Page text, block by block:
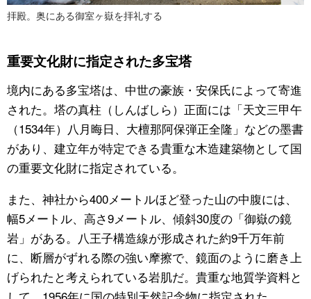
拝殿。奥にある御室ヶ嶽を拝礼する
重要文化財に指定された多宝塔
境内にある多宝塔は、中世の豪族・安保氏によって寄進
された。塔の真柱（しんばしら）正面には「天文三甲午
（1534年）八月晦日、大檀那阿保弾正全隆」などの墨書
があり、建立年が特定できる貴重な木造建築物として国
の重要文化財に指定されている。
また、神社から400メートルほど登った山の中腹には、
幅5メートル、高さ9メートル、傾斜30度の「御嶽の鏡
岩」がある。八王子構造線が形成された約9千万年前
に、断層がずれる際の強い摩擦で、鏡面のように磨き上
げられたと考えられている岩肌だ。貴重な地質学資料と